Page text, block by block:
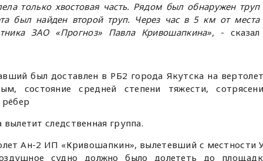
только хвостовая часть. Рядом был обнаружен труп
был найден второй труп. Через час в 5 км от места
ЗАО «Прогноз» Павла Кривошапкина», - сказал
был доставлен в РБ2 города Якутска на
состояние средней степени тяжести,
следственная группа.
Ан-2 ИП «Кривошапкин», вылетевший с местности
судно должно было долететь до